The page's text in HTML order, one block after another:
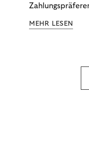
Ergebnisse, um
MEHR LESEN